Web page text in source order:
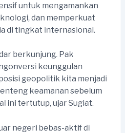
untuk mengamankan
dan memperkuat
di tingkat internasional.
berkunjung. Pak
keunggulan
geopolitik kita menjadi
keamanan sebelum
ini tertutup, ujar Sugiat.
negeri bebas-aktif di